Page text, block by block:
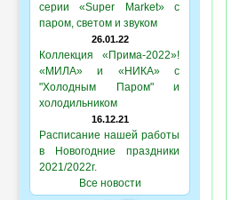
серии «Super Market» с
паром, светом и звуком
26.01.22
Коллекция «Прима-2022»!
«МИЛА» и «НИКА» с
"Холодным Паром" и
холодильником
16.12.21
Расписание нашей работы
в Новогодние праздники
2021/2022г.
Все новости